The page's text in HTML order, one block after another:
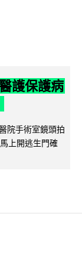
護保護病
院手術室鏡頭拍
上開逃生門確